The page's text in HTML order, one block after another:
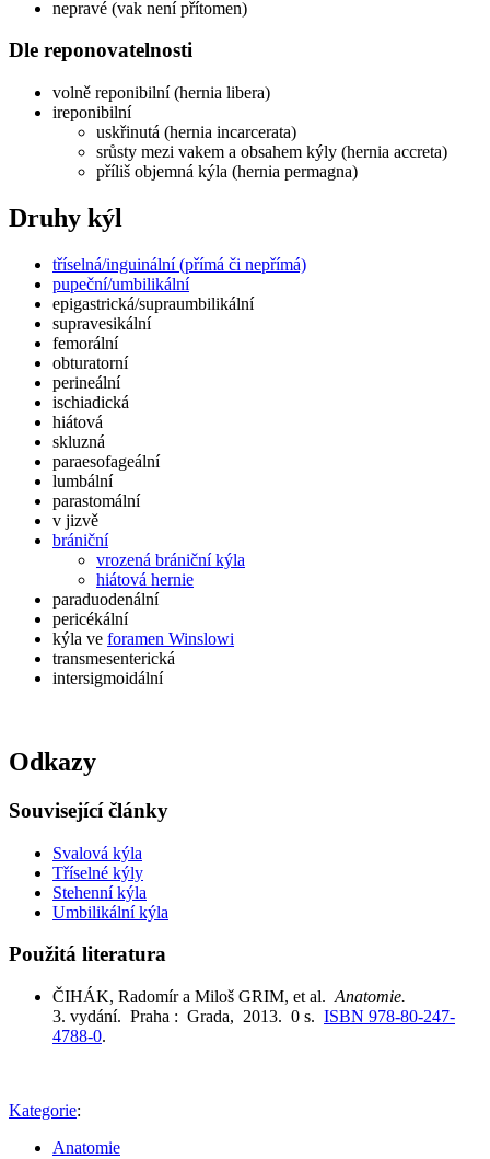
nepravé (vak není přítomen)
Dle reponovatelnosti
volně reponibilní (hernia libera)
ireponibilní
uskřinutá (hernia incarcerata)
srůsty mezi vakem a obsahem kýly (hernia accreta)
příliš objemná kýla (hernia permagna)
Druhy kýl
tříselná/inguinální (přímá či nepřímá)
pupeční/umbilikální
epigastrická/supraumbilikální
supravesikální
femorální
obturatorní
perineální
ischiadická
hiátová
skluzná
paraesofageální
lumbální
parastomální
v jizvě
brániční
vrozená brániční kýla
hiátová hernie
paraduodenální
pericékální
kýla ve foramen Winslowi
transmesenterická
intersigmoidální
Odkazy
Související články
Svalová kýla
Tříselné kýly
Stehenní kýla
Umbilikální kýla
Použitá literatura
ČIHÁK, Radomír a Miloš GRIM, et al. Anatomie.
3. vydání. Praha : Grada, 2013. 0 s. ISBN 978-80-247-
4788-0.
Kategorie:
Anatomie